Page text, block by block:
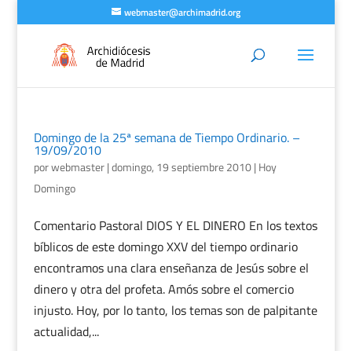
webmaster@archimadrid.org
Domingo de la 25ª semana de Tiempo Ordinario. –
19/09/2010
porwebmaster|domingo, 19 septiembre 2010| Hoy
Domingo
Comentario Pastoral DIOS Y EL DINERO En los textos
bíblicos de este domingo XXV del tiempo ordinario
encontramos una clara enseñanza de Jesús sobre el
dinero y otra del profeta. Amós sobre el comercio
injusto. Hoy, por lo tanto, los temas son de palpitante
actualidad,...